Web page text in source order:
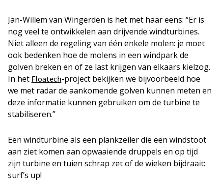
Jan-Willem van Wingerden is het met haar eens: “Er is
nog veel te ontwikkelen aan drijvende windturbines.
Niet alleen de regeling van één enkele molen: je moet
ook bedenken hoe de molens in een windpark de
golven breken en of ze last krijgen van elkaars kielzog.
In het Floatech-project bekijken we bijvoorbeeld hoe
we met radar de aankomende golven kunnen meten en
deze informatie kunnen gebruiken om de turbine te
stabiliseren.”
Een windturbine als een plankzeiler die een windstoot
aan ziet komen aan opwaaiende druppels en op tijd
zijn turbine en tuien schrap zet of de wieken bijdraait:
surf’s up!